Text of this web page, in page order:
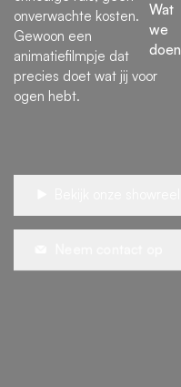
Wat
we
doen
onverwachte kosten.
Gewoon een
animatiefilmpje dat
precies doet wat jij voor
ogen hebt.